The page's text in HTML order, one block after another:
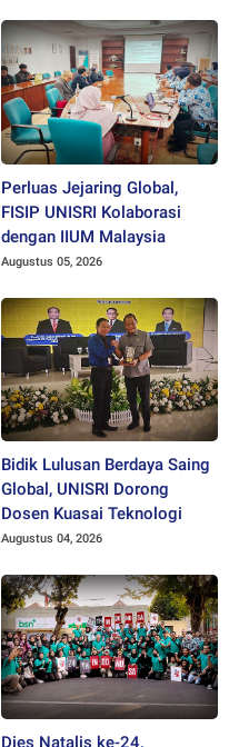
Perluas Jejaring Global,
FISIP UNISRI Kolaborasi
dengan IIUM Malaysia
Augustus 05, 2026
Bidik Lulusan Berdaya Saing
Global, UNISRI Dorong
Dosen Kuasai Teknologi
Augustus 04, 2026
Dies Natalis ke-24,